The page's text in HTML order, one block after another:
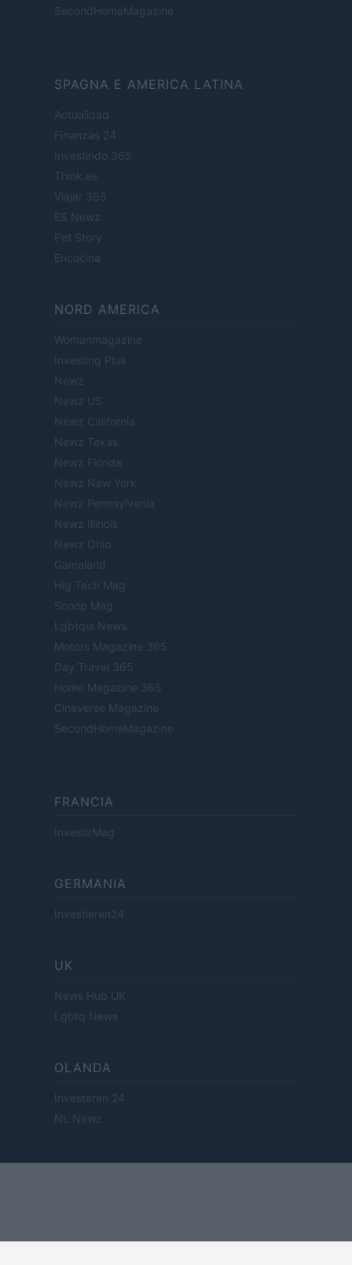
SecondHomeMagazine
SPAGNA E AMERICA LATINA
Actualidad
Finanzas 24
Investindo 365
Think.es
Viajar 365
ES Newz
Pet Story
Encocina
NORD AMERICA
Womanmagazine
Investing Plus
Newz
Newz US
Newz California
Newz Texas
Newz Florida
Newz New York
Newz Pennsylvania
Newz Illinois
Newz Ohio
Gameland
Hig Tech Mag
Scoop Mag
Lgbtqia News
Motors Magazine 365
Day Travel 365
Home Magazine 365
Cineverse Magazine
SecondHomeMagazine
FRANCIA
InvestirMag
GERMANIA
Investieren24
UK
News Hub UK
Lgbtq News
OLANDA
Investeren 24
NL Newz